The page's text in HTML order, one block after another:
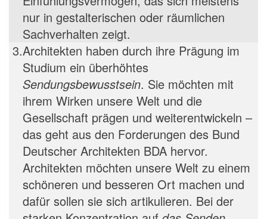
nur in gestalterischen oder räumlichen
Sachverhalten zeigt.
3.Architekten haben durch ihre Prägung im
Studium ein überhöhtes
Sendungsbewusstsein. Sie möchten mit
ihrem Wirken unsere Welt und die
Gesellschaft prägen und weiterentwickeln –
das geht aus den Forderungen des Bund
Deutscher Architekten BDA hervor.
Architekten möchten unsere Welt zu einem
schöneren und besseren Ort machen und
dafür sollen sie sich artikulieren. Bei der